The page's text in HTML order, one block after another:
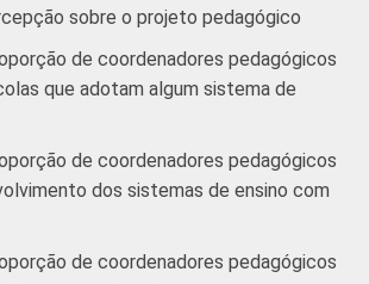
Sudeste 48
Sul 59
Pública
Municipal
49
Estadual
48
sobre o projeto pedagógico
de coordenadores pedagógicos
que adotam algum sistema de
de coordenadores pedagógicos
dos sistemas de ensino com
de coordenadores pedagógicos